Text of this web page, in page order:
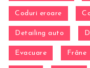
Coduri eroare
Detailing auto
Evacuare Frâne